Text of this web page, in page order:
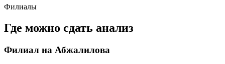
Филиалы
Где можно сдать анализ
Филиал на Абжалилова